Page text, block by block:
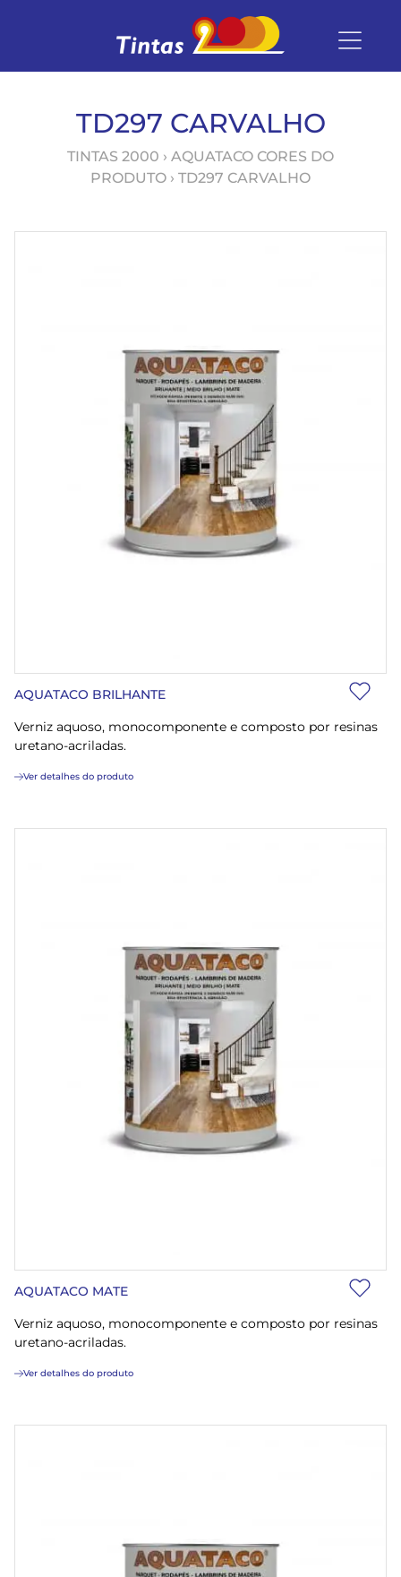
TD297 CARVALHO
TINTAS 2000 › AQUATACO CORES DO
PRODUTO › TD297 CARVALHO
AQUATACO BRILHANTE
Verniz aquoso, monocomponente e composto por resinas
uretano-acriladas.
Ver detalhes do produto
AQUATACO MATE
Verniz aquoso, monocomponente e composto por resinas
uretano-acriladas.
Ver detalhes do produto